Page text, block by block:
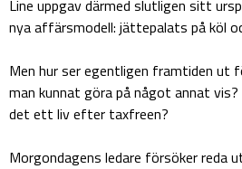
Line uppgav därmed slutligen sitt
nya affärsmodell: jättepalats på köl
Men hur ser egentligen framtiden ut
man kunnat göra på något annat
det ett liv efter taxfreen?
Morgondagens ledare försöker reda